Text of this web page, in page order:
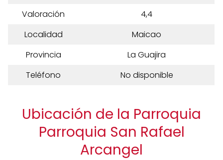
Valoración
4,4
Localidad
Maicao
Provincia
La Guajira
Teléfono
No disponible
Ubicación de la Parroquia
Parroquia San Rafael
Arcangel